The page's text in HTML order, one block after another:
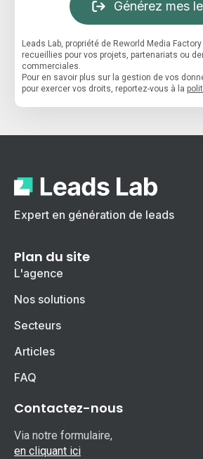
Générez mes
Leads Lab, propriété de Reworld Media
recueillies pour vos projets, partenariats ou
commerciales.
Pour en savoir plus sur la gestion de vos
pour exercer vos droits, reportez-vous à la
Expert en génération de leads
Plan du site
L'agence
Nos solutions
Secteurs
Articles
FAQ
Contactez-nous
Via notre formulaire,
en cliquant ici